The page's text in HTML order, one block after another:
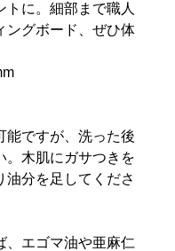
トに。細部まで職人
ングボード、ぜひ体
能ですが、洗った後
。木肌にガサつきを
油分を足してくださ
、エゴマ油や亜麻仁